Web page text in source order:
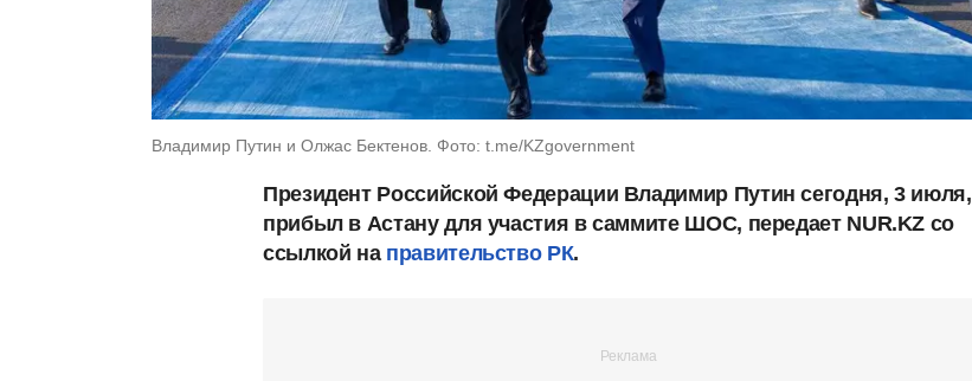
Владимир Путин и Олжас Бектенов. Фото: t.me/KZgovernment
Президент Российской Федерации Владимир Путин сегодня, 3 июля,
прибыл в Астану для участия в саммите ШОС, передает NUR.KZ со
ссылкой на правительство РК.